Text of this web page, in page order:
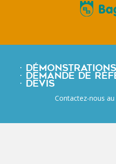
⋅ DÉMONSTRATIONS
⋅ DEMANDE DE
⋅ DEVIS
Contactez-nous